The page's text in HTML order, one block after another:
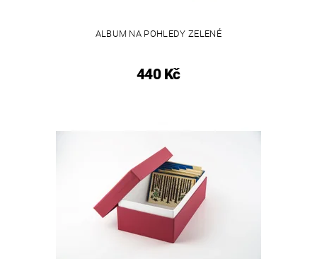
ALBUM NA POHLEDY ZELENÉ
440 Kč